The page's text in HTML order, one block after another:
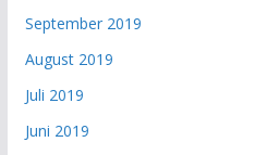
September 2019
August 2019
Juli 2019
Juni 2019